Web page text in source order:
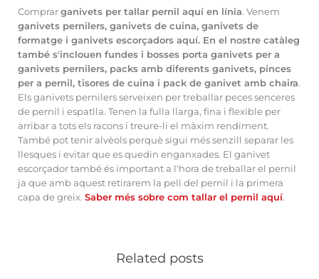
Comprarganivets per tallar pernil aquí en línia. Venem
ganivets pernilers, ganivets de cuina, ganivets de
formatge i ganivets escorçadors aquí. En el nostre catàleg
també s'inclouen fundes i bosses porta ganivets per a
ganivets pernilers, packs amb diferents ganivets, pinces
per a pernil, tisores de cuina i pack de ganivet amb chaira.
Els ganivets pernilers serveixen per treballar peces senceres
de pernil i espatlla. Tenen la fulla llarga, fina i flexible per
arribar a tots els racons i treure-li el màxim rendiment.
També pot tenir alvèols perquè sigui més senzill separar les
llesques i evitar que es quedin enganxades. El ganivet
escorçador també és important a l'hora de treballar el pernil
ja que amb aquest retirarem la pell del pernil i la primera
capa de greix. Saber més sobre com tallar el pernil aquí.
Related posts